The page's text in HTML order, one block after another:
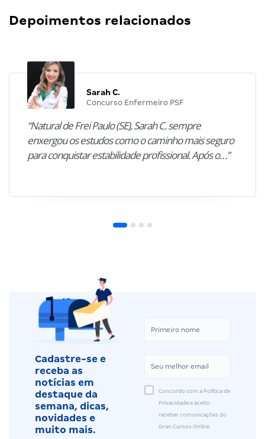
Depoimentos relacionados
Sarah C.
Concurso Enfermeiro PSF
“Natural de Frei Paulo (SE), Sarah C. sempre
enxergou os estudos como o caminho mais seguro
para conquistar estabilidade profissional. Após o…”
Cadastre-se e
receba as
notícias em
destaque da
semana, dicas,
novidades e
muito mais.
Concordo com a Política de
Privacidade e aceito
receber comunicações do
Gran Cursos Online.